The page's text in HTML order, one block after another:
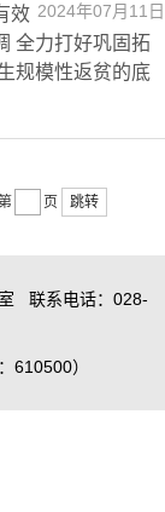
2024年07月11日
效
全力打好巩固拓
规模性返贫的底
页 跳转
联系电话：028-
610500）